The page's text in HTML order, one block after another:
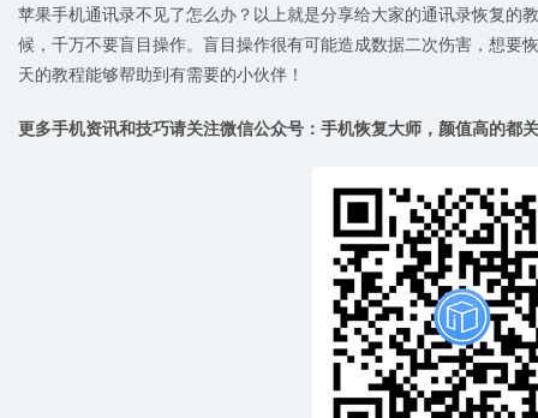
苹果手机通讯录不见了怎么办？以上就是分享给大家的通讯录恢复的
候，千万不要盲目操作。盲目操作很有可能造成数据二次伤害，想要
天的教程能够帮助到有需要的小伙伴！
更多手机资讯和技巧请关注微信公众号：手机恢复大师，颜值高的都